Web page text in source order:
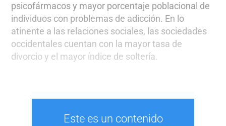
psicofármacos y mayor porcentaje poblacional de
individuos con problemas de adicción. En lo
atinente a las relaciones sociales, las sociedades
occidentales cuentan con la mayor tasa de
divorcio y el mayor índice de soltería.
Este es un contenido